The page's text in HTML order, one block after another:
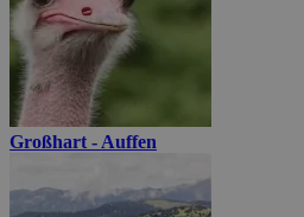
Großhart - Auffen